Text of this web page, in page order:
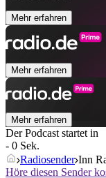
Mehr erfahren
Mehr erfahren
Mehr erfahren
Der Podcast startet in
- 0 Sek.
Radiosender Inn
Höre diesen Sender